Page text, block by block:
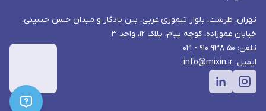
تهران، طرشت، بلوار تیموری غربی، بین یادگار و میدان حسن حسینی،
خیابان عموزاده، کوچه پیام، پلاک ۱۲، واحد ۳
تلفن: ۵۰ ۹۳۸ ۹۱۰ - ۰۲۱
ایمیل: info@mixin.ir